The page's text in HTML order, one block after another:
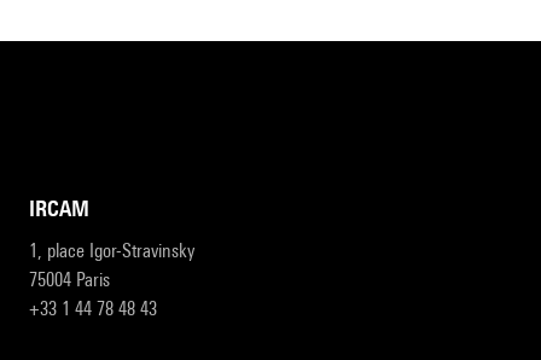
IRCAM
1, place Igor-Stravinsky
75004 Paris
+33 1 44 78 48 43